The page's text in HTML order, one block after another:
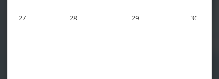
27 28 29 30